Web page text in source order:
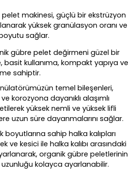
pelet makinesi, güçlü bir ekstrüzyon
yüksek granülasyon oranı ve
sağlar.
gübre pelet değirmeni güzel bir
basit kullanıma, kompakt yapıya ve
sahiptir.
temel bileşenleri,
korozyona dayanıklı alaşımlı
yüksek nemli ve yüksek lifli
uzun süre dayanmalarını sağlar.
boyutlarına sahip halka kalıpları
ve kesici ile halka kalıbı arasındaki
organik gübre peletlerinin
kolayca ayarlanabilir.